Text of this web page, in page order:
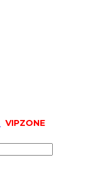
VIPZONE